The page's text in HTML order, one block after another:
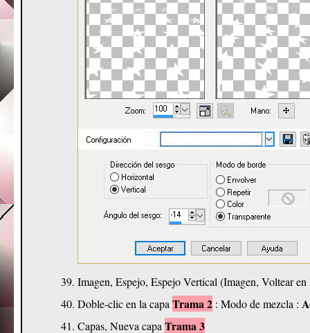
Imagen, Espejo, Espejo Vertical (Imagen, Voltear en
Doble-clic en la capa Trama 2 : Modo de mezcla :
Capas, Nueva capa Trama 3